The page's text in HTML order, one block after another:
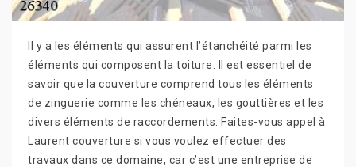
Il y a les éléments qui assurent l’étanchéité parmi les
éléments qui composent la toiture. Il est essentiel de
savoir que la couverture comprend tous les éléments
de zinguerie comme les chéneaux, les gouttières et les
divers éléments de raccordements. Faites-vous appel à
Laurent couverture si vous voulez effectuer des
travaux dans ce domaine, car c’est une entreprise de